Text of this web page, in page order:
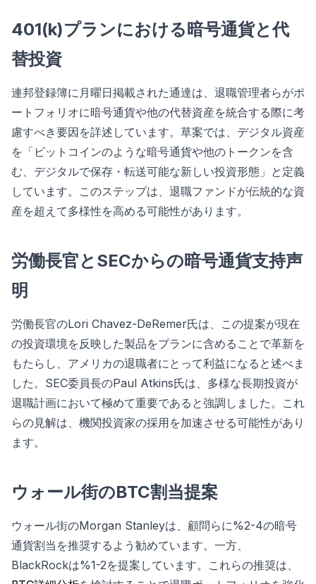
401(k)プランにおける暗号通貨と代
替投資
連邦登録簿に月曜日掲載された通達は、退職管理者らがポ
ートフォリオに暗号通貨や他の代替資産を統合する際に考
慮すべき要因を詳述しています。草案では、デジタル資産
を「ビットコインのような暗号通貨や他のトークンを含
む、デジタルで保存・転送可能な新しい投資形態」と定義
しています。このステップは、退職ファンドが伝統的な資
産を超えて多様性を高める可能性があります。
労働長官とSECからの暗号通貨支持声
明
労働長官のLori Chavez-DeRemer氏は、この提案が現在
の投資環境を反映した製品をプランに含めることで革新を
もたらし、アメリカの退職者にとって利益になると述べま
した。SEC委員長のPaul Atkins氏は、多様な長期投資が
退職計画において極めて重要であると強調しました。これ
らの見解は、機関投資家の採用を加速させる可能性があり
ます。
ウォール街のBTC割当提案
ウォール街のMorgan Stanleyは、顧問らに%2-4の暗号
通貨割当を推奨するよう勧めています。一方、
BlackRockは%1-2を提案しています。これらの推奨は、